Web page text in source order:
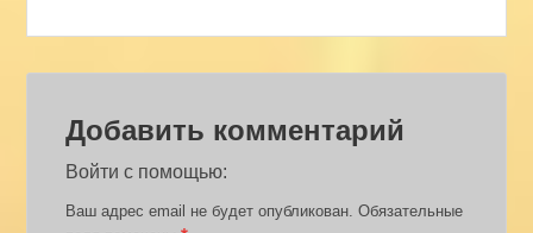
Добавить комментарий
Войти с помощью:
Ваш адрес email не будет опубликован. Обязательные